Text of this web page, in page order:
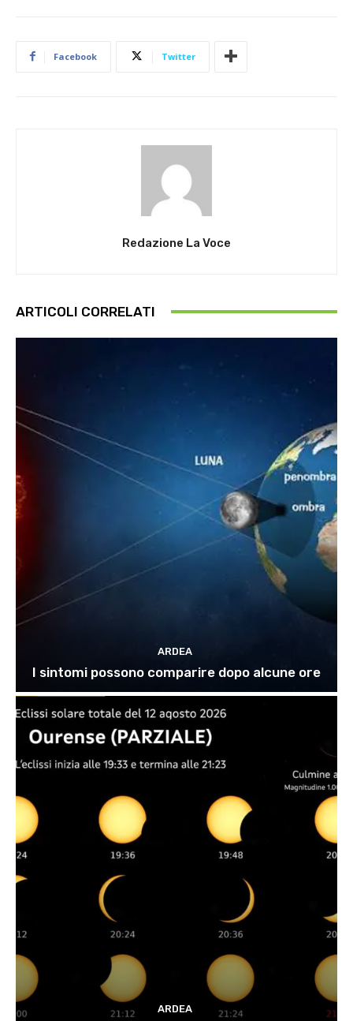
Facebook Twitter
Redazione La Voce
ARTICOLI CORRELATI
ARDEA
I sintomi possono comparire dopo alcune ore
ARDEA